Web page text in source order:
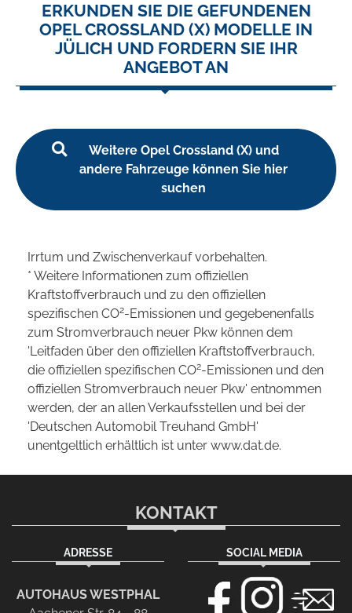
ERKUNDEN SIE DIE GEFUNDENEN
OPEL CROSSLAND (X) MODELLE IN
JÜLICH UND FORDERN SIE IHR
ANGEBOT AN
Weitere Opel Crossland (X) und
andere Fahrzeuge können Sie hier
suchen
Irrtum und Zwischenverkauf vorbehalten.
* Weitere Informationen zum offiziellen
Kraftstoffverbrauch und zu den offiziellen
spezifischen CO2-Emissionen und gegebenenfalls
zum Stromverbrauch neuer Pkw können dem
'Leitfaden über den offiziellen Kraftstoffverbrauch,
die offiziellen spezifischen CO2-Emissionen und den
offiziellen Stromverbrauch neuer Pkw' entnommen
werden, der an allen Verkaufsstellen und bei der
'Deutschen Automobil Treuhand GmbH'
unentgeltlich erhältlich ist unter www.dat.de.
KONTAKT
ADRESSE
AUTOHAUS WESTPHAL
SOCIAL MEDIA